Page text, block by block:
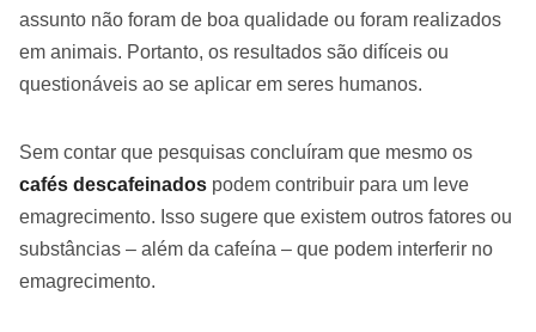
assunto não foram de boa qualidade ou foram realizados
em animais. Portanto, os resultados são difíceis ou
questionáveis ao se aplicar em seres humanos.
Sem contar que pesquisas concluíram que mesmo os
cafés descafeinados podem contribuir para um leve
emagrecimento. Isso sugere que existem outros fatores ou
substâncias – além da cafeína – que podem interferir no
emagrecimento.